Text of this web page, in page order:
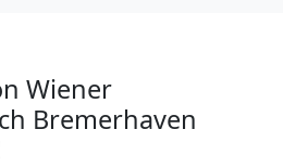
Wiener
Bremerhaven